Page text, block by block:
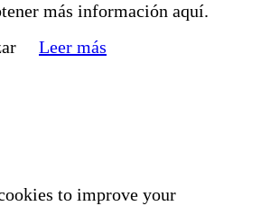
más información aquí.
Leer más
to improve your